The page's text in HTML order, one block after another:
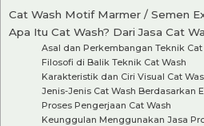
Cat Wash Motif Marmer / Semen
Apa Itu Cat Wash? Dari Jasa Cat
Asal dan Perkembangan Teknik Cat
Filosofi di Balik Teknik Cat Wash
Karakteristik dan Ciri Visual Cat
Jenis-Jenis Cat Wash Berdasarkan
Proses Pengerjaan Cat Wash
Keunggulan Menggunakan Jasa